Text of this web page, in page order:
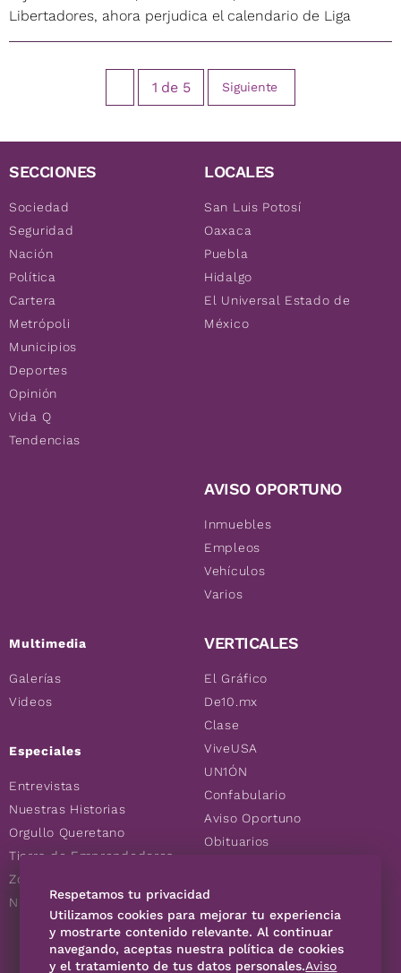
Libertadores, ahora perjudica el calendario de Liga
1 de 5 Siguiente
SECCIONES
Sociedad
Seguridad
Nación
Política
Cartera
Metrópoli
Municipios
Deportes
Opinión
Vida Q
Tendencias
Multimedia
Galerías
Videos
Especiales
Entrevistas
Nuestras Historias
Orgullo Queretano
Tierra de Emprendedores
Zoociales
Nuevos Queretanos
LOCALES
San Luis Potosí
Oaxaca
Puebla
Hidalgo
El Universal Estado de
México
AVISO OPORTUNO
Inmuebles
Empleos
Vehículos
Varios
VERTICALES
El Gráfico
De10.mx
Clase
ViveUSA
UN1ÓN
Confabulario
Aviso Oportuno
Obituarios
Consultas
SÍGUENOS
Respetamos tu privacidad
Utilizamos cookies para mejorar tu experiencia
y mostrarte contenido relevante. Al continuar
navegando, aceptas nuestra política de cookies
y el tratamiento de tus datos personales.Aviso